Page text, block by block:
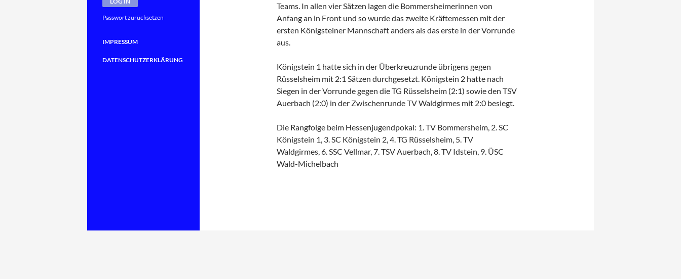
Teams. In allen vier Sätzen lagen die Bommersheimerinnen von
Anfang an in Front und so wurde das zweite Kräftemessen mit der
ersten Königsteiner Mannschaft anders als das erste in der Vorrunde
aus.
Königstein 1 hatte sich in der Überkreuzrunde übrigens gegen
Rüsselsheim mit 2:1 Sätzen durchgesetzt. Königstein 2 hatte nach
Siegen in der Vorrunde gegen die TG Rüsselsheim (2:1) sowie den TSV
Auerbach (2:0) in der Zwischenrunde TV Waldgirmes mit 2:0 besiegt.
Die Rangfolge beim Hessenjugendpokal: 1. TV Bommersheim, 2. SC
Königstein 1, 3. SC Königstein 2, 4. TG Rüsselsheim, 5. TV
Waldgirmes, 6. SSC Vellmar, 7. TSV Auerbach, 8. TV Idstein, 9. ÜSC
Wald-Michelbach
Passwort zurücksetzen
IMPRESSUM
DATENSCHUTZERKLÄRUNG